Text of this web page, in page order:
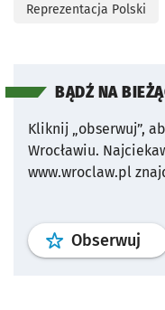
Reprezentacja Polski
BĄDŹ NA
Kliknij „obserwuj”,
Wrocławiu.
www.wroclaw.pl
Obserwuj